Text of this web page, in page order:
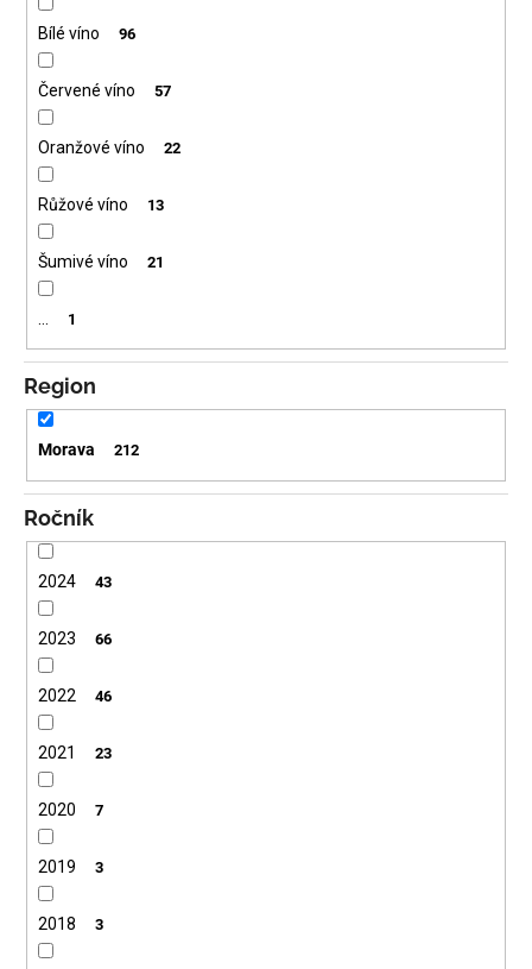
Bílé víno 96
Červené víno 57
Oranžové víno 22
Růžové víno 13
Šumivé víno 21
1
Region
Morava 212
Ročník
2024 43
2023 66
2022 46
2021 23
2020 7
2019 3
2018 3